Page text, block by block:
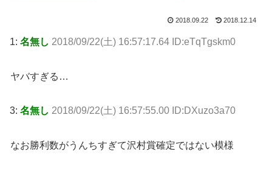
2018.09.22 2018.12.14
1: 名無し 2018/09/22(土) 16:57:17.64 ID:eTqTgskm0
ヤバすぎる…
3: 名無し 2018/09/22(土) 16:57:55.00 ID:DXuzo3a70
なお勝利数がうんちすぎて沢村賞確定ではない模様